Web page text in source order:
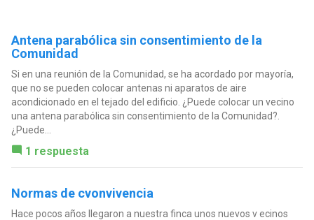
Antena parabólica sin consentimiento de la
Comunidad
Si en una reunión de la Comunidad, se ha acordado por mayoría,
que no se pueden colocar antenas ni aparatos de aire
acondicionado en el tejado del edificio. ¿Puede colocar un vecino
una antena parabólica sin consentimiento de la Comunidad?.
¿Puede...
1 respuesta
Normas de cvonvivencia
Hace pocos años llegaron a nuestra finca unos nuevos v ecinos